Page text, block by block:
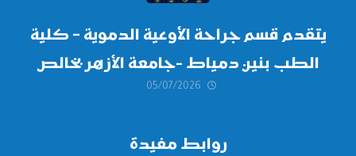
يتقدم قسم جراحة الأوعية الدموية – كلية
الطب بنين دمياط -جامعة الأزهر بخالص
التهنئة وأصدق الأمنيات إلى الأستاذ
05/07/2026
روابط مفيدة